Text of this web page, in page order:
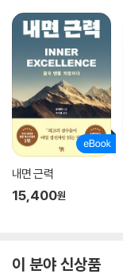
내면 근력
15,400원
이 분야 신상품